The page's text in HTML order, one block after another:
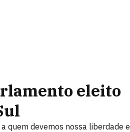
eleito
quem devemos nossa liberdade e